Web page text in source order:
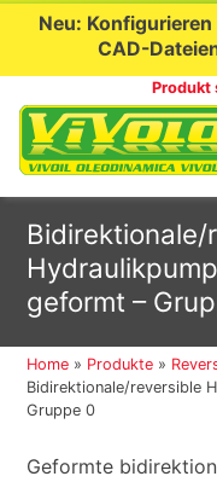
content
Neu: Konfigurieren
CAD-
Produkt
Bidirektionale/
geformt –
Home » Produkte »
Bidirektionale/reversible
Gruppe 0
Geformte